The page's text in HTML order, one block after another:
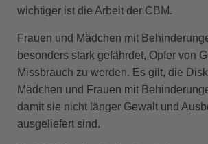
wichtiger ist die Arbeit der CBM.
Frauen und Mädchen mit
besonders stark gefährdet, Opfer von
Missbrauch zu werden. Es gilt, die
Mädchen und Frauen mit
damit sie nicht länger Gewalt und
ausgeliefert sind.